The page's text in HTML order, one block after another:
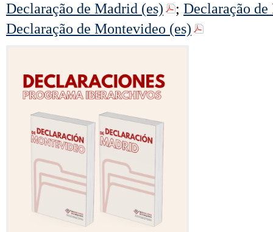
Declaração de Madrid (es)
; Declaração
Declaração de Montevideo (es)